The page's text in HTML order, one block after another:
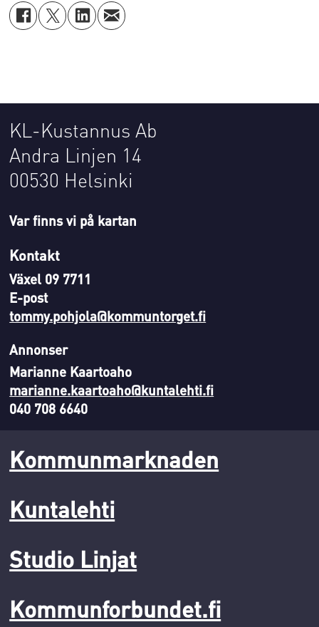
KL-Kustannus Ab
Andra Linjen 14
00530 Helsinki
Var finns vi på kartan
Kontakt
Växel 09 7711
E-post
tommy.pohjola@kommuntorget.fi
Annonser
Marianne Kaartoaho
marianne.kaartoaho@kuntalehti.fi
040 708 6640
Kommunmarknaden
Kuntalehti
Studio Linjat
Kommunforbundet.fi